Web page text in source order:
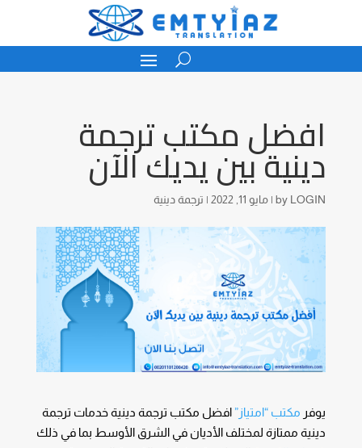
افضل مكتب ترجمة
دينية بين يديك الآن
by LOGIN
| مايو 11, 2022 | ترجمة دينية
يوفر مكتب “امتياز” افضل مكتب ترجمة دينية خدمات ترجمة
دينية ممتازة لمختلف الأديان في الشرق الأوسط بما في ذلك